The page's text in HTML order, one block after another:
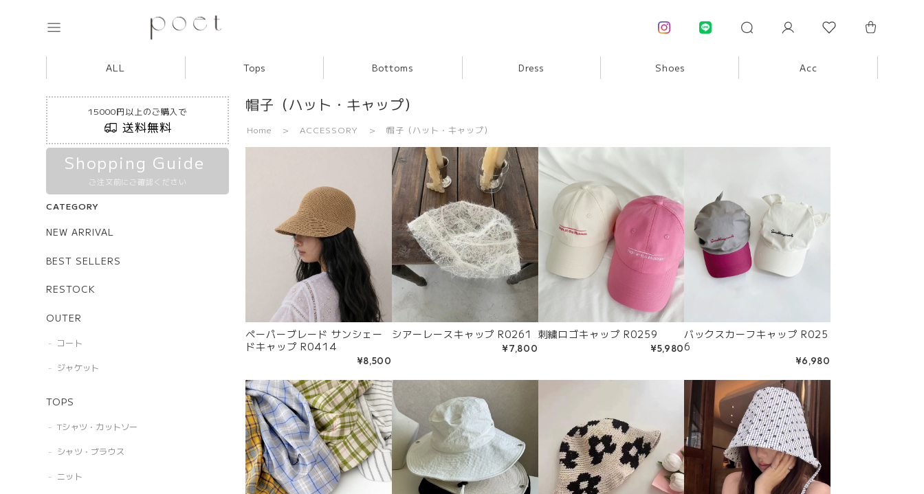
ALL Tops Bottoms Dress Shoes Acc
15000円以上のご購入で
送料無料
Shopping Guide
ご注文前にご確認ください
CATEGORY
NEW ARRIVAL
BEST SELLERS
RESTOCK
OUTER
コート
ジャケット
TOPS
Tシャツ・カットソー
シャツ・ブラウス
ニット
帽子（ハット・キャップ）
Home ACCESSORY 帽子（ハット・キャップ）
ペーパーブレード サンシェー
ドキャップ R0414
¥8,500
シアーレースキャップ R0261
¥7,800
刺繍ロゴキャップ R0259
¥5,980
バックスカーフキャップ R025
6
¥6,980